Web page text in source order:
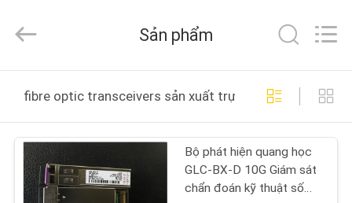
NHÀ
SẢN
PHẨM
LonRise
Equipment
All
Reserved.
Sản phẩm
fibre optic transceivers sản xuất trực tuyến
Bộ phát hiện quang học
GLC-BX-D 10G Giám sát
chẩn đoán kỹ thuật số